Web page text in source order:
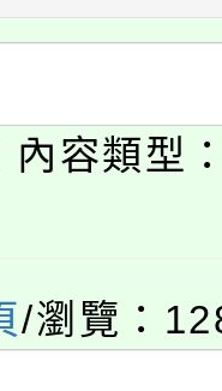
情可洽有
案入校路
學年度第
甄選結果
29、30在
內行報名
，桃園電
容類型
/瀏覽：